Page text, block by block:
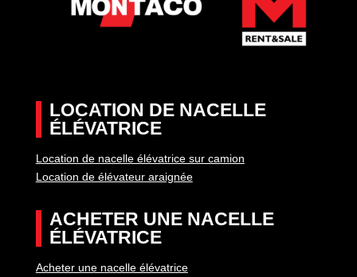
LOCATION DE NACELLE
ÉLÉVATRICE
Location de nacelle élévatrice sur camion
Location de élévateur araignée
ACHETER UNE NACELLE
ÉLÉVATRICE
Acheter une nacelle élévatrice